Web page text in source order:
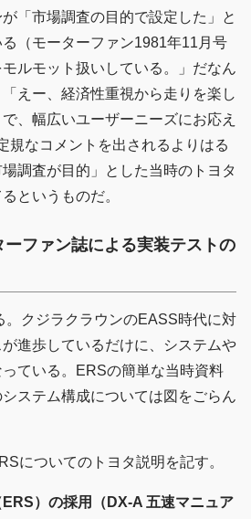
「市場調査の目的で設定した」と
（モーターファン1981年11月号
ルモット扱いしている。」だなん
えー、経済性重視から走りを楽し
、幅広いユーザーニーズにお応え
規なコメントを出されるよりはる
調査が目的」とした当時のトヨタ
というものだ。
ファン誌による実装テストの
。クジラクラウンのEASS時代に対
進歩しているだけに、システムや
ている。ERSの簡単な当時資料
ステム構成については図をごらん
についてのトヨタ説明を記す。
）の採用（DX-A 五速マニュア